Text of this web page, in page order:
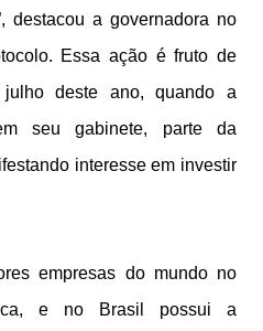
destacou a governadora no
Essa ação é fruto de
deste ano, quando a
seu gabinete, parte da
interesse em investir
empresas do mundo no
e no Brasil possui a